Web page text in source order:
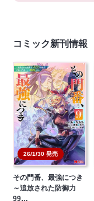
コミック新刊情報
26/1/30 発売
その門番、最強につき
～追放された防御力
99…